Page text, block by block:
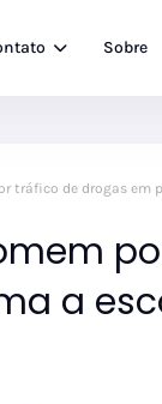
Sobre
tráfico de drogas em
a